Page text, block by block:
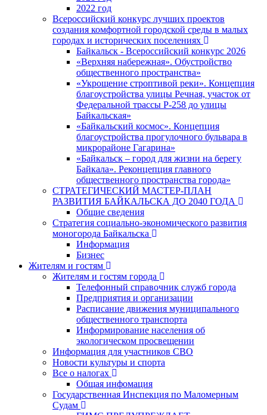
2022 год
Всероссийский конкурс лучших проектов
создания комфортной городской среды в малых
городах и исторических поселениях
Байкальск - Всероссийский конкурс 2026
«Верхняя набережная». Обустройство
общественного пространства»
«Укрощение строптивой реки». Концепция
благоустройства улицы Речная, участок от
Федеральной трассы Р-258 до улицы
Байкальская»
«Байкальский космос». Концепция
благоустройства прогулочного бульвара в
микрорайоне Гагарина»
«Байкальск – город для жизни на берегу
Байкала». Реконцепция главного
общественного пространства города»
СТРАТЕГИЧЕСКИЙ МАСТЕР-ПЛАН
РАЗВИТИЯ БАЙКАЛЬСКА ДО 2040 ГОДА
Общие сведения
Стратегия социально-экономического развития
моногорода Байкальска
Информация
Бизнес
Жителям и гостям
Жителям и гостям города
Телефонный справочник служб города
Предприятия и организации
Расписание движения муниципального
общественного транспорта
Информирование населения об
экологическом просвещении
Информация для участников СВО
Новости культуры и спорта
Все о налогах
Общая инфомация
Государственная Инспекция по Маломерным
Судам